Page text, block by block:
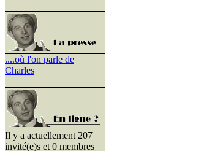
....où l'on parle de
Charles
Il y a actuellement 207
invité(e)s et 0 membres